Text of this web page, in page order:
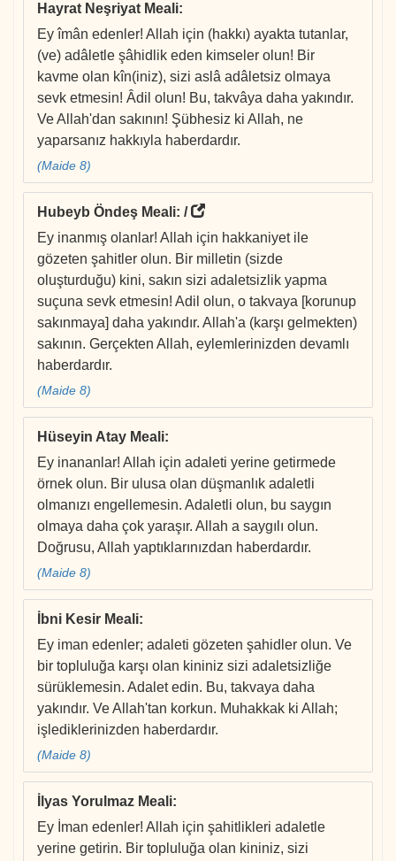
Hayrat Neşriyat Meali:
Ey îmân edenler! Allah için (hakkı) ayakta tutanlar,
(ve) adâletle şâhidlik eden kimseler olun! Bir
kavme olan kîn(iniz), sizi aslâ adâletsiz olmaya
sevk etmesin! Âdil olun! Bu, takvâya daha yakındır.
Ve Allah'dan sakının! Şübhesiz ki Allah, ne
yaparsanız hakkıyla haberdardır.
(Maide 8)
Hubeyb Öndeş Meali: /
Ey inanmış olanlar! Allah için hakkaniyet ile
gözeten şahitler olun. Bir milletin (sizde
oluşturduğu) kini, sakın sizi adaletsizlik yapma
suçuna sevk etmesin! Adil olun, o takvaya [korunup
sakınmaya] daha yakındır. Allah'a (karşı gelmekten)
sakının. Gerçekten Allah, eylemlerinizden devamlı
haberdardır.
(Maide 8)
Hüseyin Atay Meali:
Ey inananlar! Allah için adaleti yerine getirmede
örnek olun. Bir ulusa olan düşmanlık adaletli
olmanızı engellemesin. Adaletli olun, bu saygın
olmaya daha çok yaraşır. Allah a saygılı olun.
Doğrusu, Allah yaptıklarınızdan haberdardır.
(Maide 8)
İbni Kesir Meali:
Ey iman edenler; adaleti gözeten şahidler olun. Ve
bir topluluğa karşı olan kininiz sizi adaletsizliğe
sürüklemesin. Adalet edin. Bu, takvaya daha
yakındır. Ve Allah'tan korkun. Muhakkak ki Allah;
işlediklerinizden haberdardır.
(Maide 8)
İlyas Yorulmaz Meali:
Ey İman edenler! Allah için şahitlikleri adaletle
yerine getirin. Bir topluluğa olan kininiz, sizi